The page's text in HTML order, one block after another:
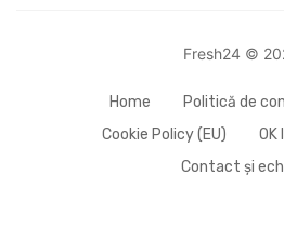
Fresh24 ©
Home
Politică de
Cookie Policy (EU)
OK
Contact și